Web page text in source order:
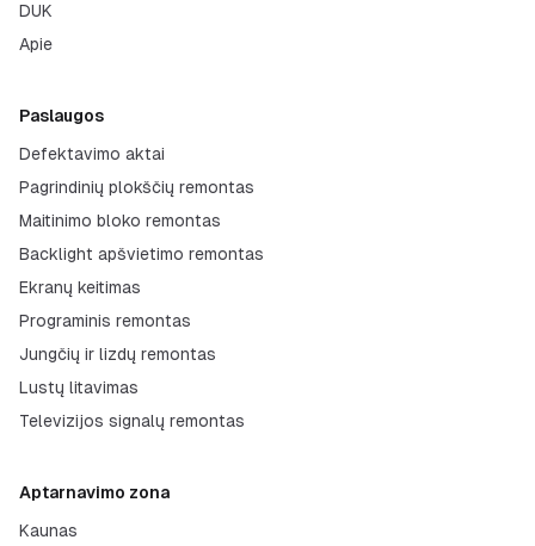
DUK
Apie
Paslaugos
Defektavimo aktai
Pagrindinių plokščių remontas
Maitinimo bloko remontas
Backlight apšvietimo remontas
Ekranų keitimas
Programinis remontas
Jungčių ir lizdų remontas
Lustų litavimas
Televizijos signalų remontas
Aptarnavimo zona
Kaunas